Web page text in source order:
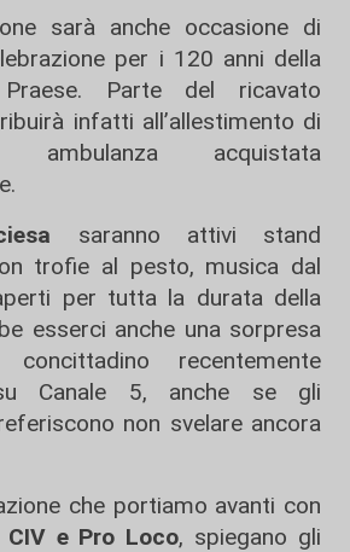
sarà anche occasione di
per i 120 anni della
Parte del ricavato
infatti all’allestimento di
acquistata
saranno attivi stand
trofie al pesto, musica dal
per tutta la durata della
esserci anche una sorpresa
recentemente
Canale 5, anche se gli
non svelare ancora
che portiamo avanti con
CIV e Pro Loco, spiegano gli